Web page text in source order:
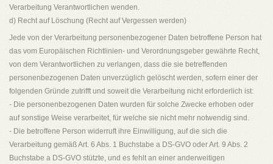
Verarbeitung Verantwortlichen wenden.
d) Recht auf Löschung (Recht auf Vergessen werden)
Jede von der Verarbeitung personenbezogener Daten betroffene Person hat
das vom Europäischen Richtlinien- und Verordnungsgeber gewährte Recht,
von dem Verantwortlichen zu verlangen, dass die sie betreffenden
personenbezogenen Daten unverzüglich gelöscht werden, sofern einer der
folgenden Gründe zutrifft und soweit die Verarbeitung nicht erforderlich ist:
- Die personenbezogenen Daten wurden für solche Zwecke erhoben oder
auf sonstige Weise verarbeitet, für welche sie nicht mehr notwendig sind.
- Die betroffene Person widerruft ihre Einwilligung, auf die sich die
Verarbeitung gemäß Art. 6 Abs. 1 Buchstabe a DS-GVO oder Art. 9 Abs. 2
Buchstabe a DS-GVO stützte, und es fehlt an einer anderweitigen